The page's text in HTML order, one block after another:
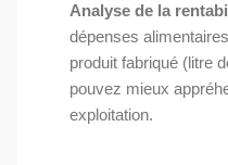
Analyse de la
dépenses
produit fabriqué (litre
pouvez mieux
exploitation.